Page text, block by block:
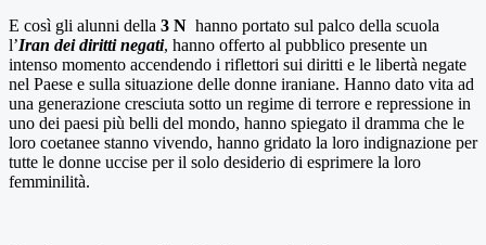
E così gli alunni della 3 N hanno portato sul palco della scuola
l’Iran dei diritti negati, hanno offerto al pubblico presente un
intenso momento accendendo i riflettori sui diritti e le libertà negate
nel Paese e sulla situazione delle donne iraniane. Hanno dato vita ad
una generazione cresciuta sotto un regime di terrore e repressione in
uno dei paesi più belli del mondo, hanno spiegato il dramma che le
loro coetanee stanno vivendo, hanno gridato la loro indignazione per
tutte le donne uccise per il solo desiderio di esprimere la loro
femminilità.